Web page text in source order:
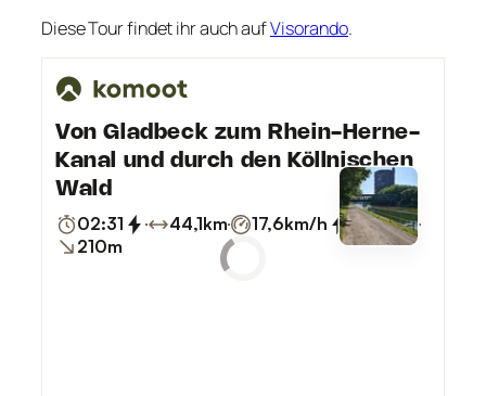
Diese Tour findet ihr auch aufVisorando.